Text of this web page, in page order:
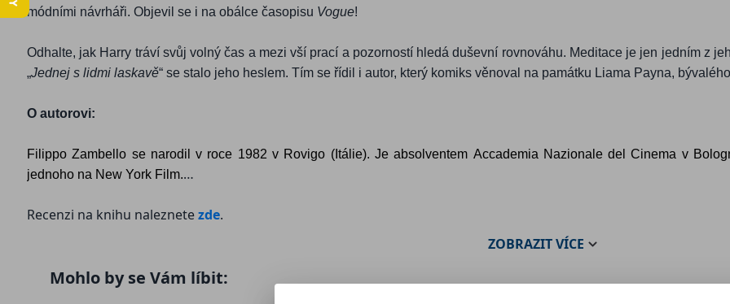
módními návrháři. Objevil se i na obálce časopisu Vogue!
Odhalte, jak Harry tráví svůj volný čas a mezi vší prací a pozorností hledá duševní rovnováhu. Meditace je jen jedním z
„Jednej s lidmi laskavě“ se stalo jeho heslem. Tím se řídil i autor, který komiks věnoval na památku Liama Payna,
O autorovi:
Filippo Zambello se narodil v roce 1982 v Rovigo (Itálie). Je absolventem Accademia Nazionale del Cinema v
jednoho na New York Film.
Recenzi na knihu naleznetezde.
ZOBRAZITVÍCE
Mohlo by se Vám líbit: